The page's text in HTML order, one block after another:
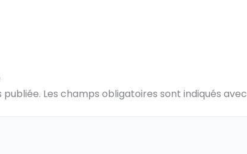
Les champs obligatoires sont indiqués avec